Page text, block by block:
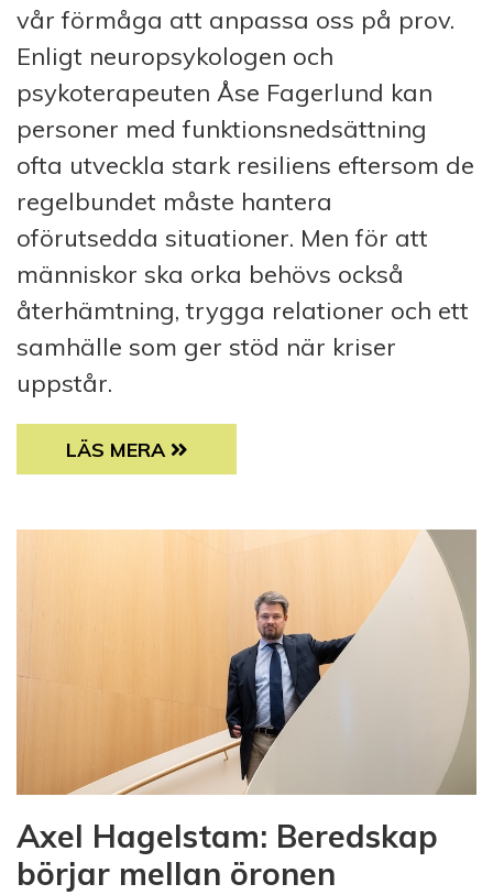
vår förmåga att anpassa oss på prov.
Enligt neuropsykologen och
psykoterapeuten Åse Fagerlund kan
personer med funktionsnedsättning
ofta utveckla stark resiliens eftersom de
regelbundet måste hantera
oförutsedda situationer. Men för att
människor ska orka behövs också
återhämtning, trygga relationer och ett
samhälle som ger stöd när kriser
uppstår.
RESILIENS – KONSTEN ATT KLARA DET
LÄS MERA
Axel Hagelstam: Beredskap
börjar mellan öronen